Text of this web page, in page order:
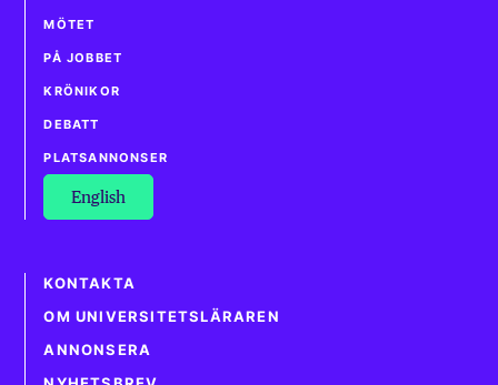
MÖTET
PÅ JOBBET
KRÖNIKOR
DEBATT
PLATSANNONSER
English
KONTAKTA
OM UNIVERSITETSLÄRAREN
ANNONSERA